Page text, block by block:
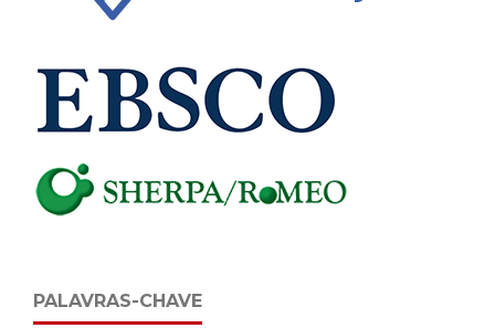
PALAVRAS-CHAVE